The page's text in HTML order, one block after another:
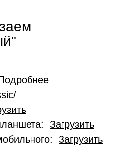
Загрузить
Загрузить